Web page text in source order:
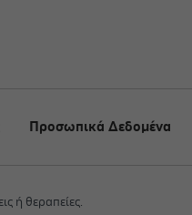
Προσωπικά Δεδομένα
ή θεραπείες.